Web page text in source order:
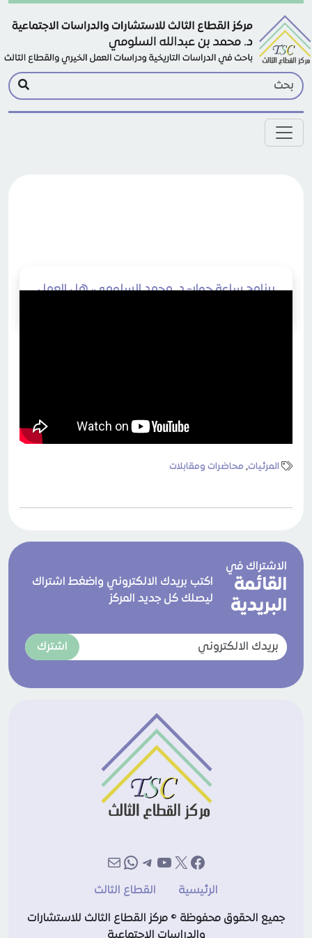
Skip to main content
برنامج ساعة حوار- د. محمد السلومي، هل العمل
المرئيات, محاضرات ومقابلات
الاشتراك في
القائمة
البريدية
اكتب بريدك الالكتروني واضغط اشتراك
ليصلك كل جديد المركز
اشترك
فيسبوك
إكسيوتيوب
تيليجرام
واتساب
بريد
الرئيسية
القطاع الثالث
جميع الحقوق محفوظة © مركز القطاع الثالث للاستشارات